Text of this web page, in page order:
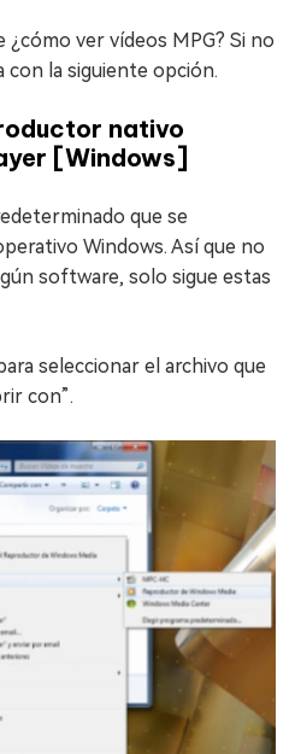
¿cómo ver vídeos MPG? Si no
con la siguiente opción.
nativo
[Windows]
que se
Windows. Así que no
software, solo sigue estas
seleccionar el archivo que
con”.